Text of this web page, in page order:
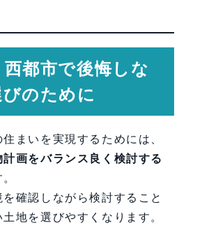
西都市で後悔しな
のために
まいを実現するためには、
画をバランス良く検討する
確認しながら検討すること
地を選びやすくなります。